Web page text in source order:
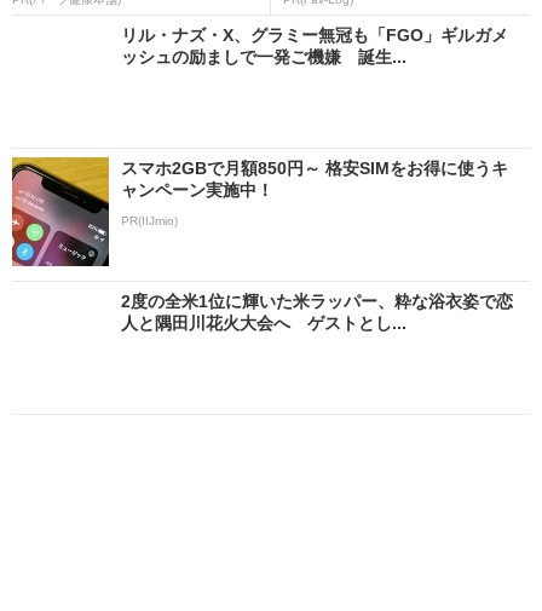
リル・ナズ・X、グラミー無冠も「FGO」ギルガメ
ッシュの励ましで一発ご機嫌 誕生...
スマホ2GBで月額850円～ 格安SIMをお得に使うキ
ャンペーン実施中！
PR(IIJmio)
2度の全米1位に輝いた米ラッパー、粋な浴衣姿で恋
人と隅田川花火大会へ ゲストとし...